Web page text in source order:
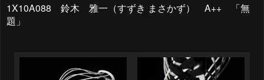
1X10A088 鈴木 雅一（すずき まさかず） A++ 「無
題」